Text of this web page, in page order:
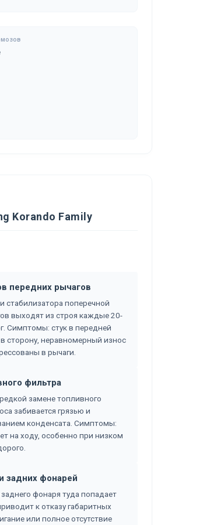
Korando Family
передних рычагов
стабилизатора поперечной
выходят из строя каждые 20-
Симптомы: стук в передней
сторону, неравномерный износ
в рычаги.
фильтра
замене топливного
забивается грязью и
конденсата. Симптомы:
на ходу, особенно при низком
задних фонарей
фонаря туда попадает
к отказу габаритных
или полное отсутствие